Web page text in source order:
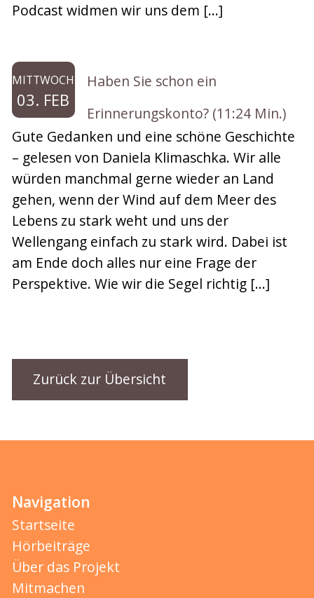
Podcast widmen wir uns dem […]
MITTWOCH
03. FEB
Haben Sie schon ein
Erinnerungskonto? (11:24 Min.)
Gute Gedanken und eine schöne Geschichte
– gelesen von Daniela Klimaschka. Wir alle
würden manchmal gerne wieder an Land
gehen, wenn der Wind auf dem Meer des
Lebens zu stark weht und uns der
Wellengang einfach zu stark wird. Dabei ist
am Ende doch alles nur eine Frage der
Perspektive. Wie wir die Segel richtig […]
Zurück zur Übersicht
Navigation
Startseite
Hörbeiträge
Über das Projekt
Mitmachen